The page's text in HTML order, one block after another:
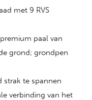
met 9 RVS
paal van
grond; grondpen
strak te spannen
verbinding van het